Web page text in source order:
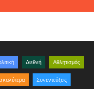
Διεθνή Αθλητισμός
καλύτερα Συνεντεύξεις